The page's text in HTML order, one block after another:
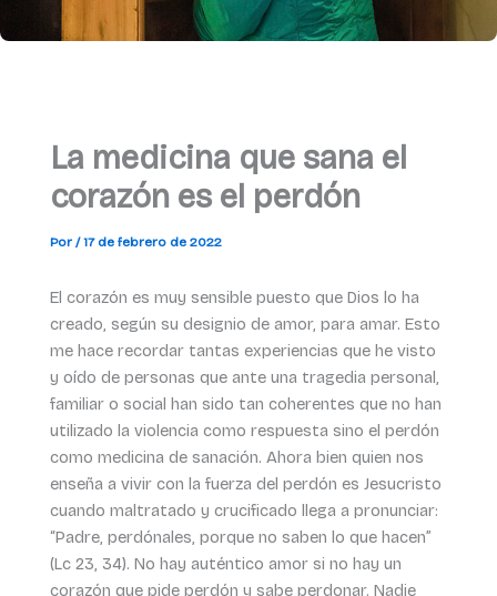
La medicina que sana el
corazón es el perdón
Por /17 de febrero de 2022
El corazón es muy sensible puesto que Dios lo ha
creado, según su designio de amor, para amar. Esto
me hace recordar tantas experiencias que he visto
y oído de personas que ante una tragedia personal,
familiar o social han sido tan coherentes que no han
utilizado la violencia como respuesta sino el perdón
como medicina de sanación. Ahora bien quien nos
enseña a vivir con la fuerza del perdón es Jesucristo
cuando maltratado y crucificado llega a pronunciar:
“Padre, perdónales, porque no saben lo que hacen”
(Lc 23, 34). No hay auténtico amor si no hay un
corazón que pide perdón y sabe perdonar. Nadie